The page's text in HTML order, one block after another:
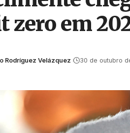
zero em
Rodríguez Velázquez 30 de outubro